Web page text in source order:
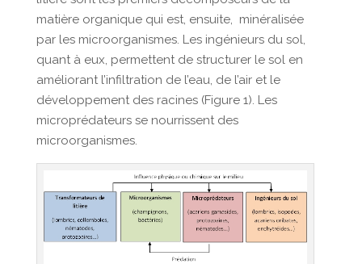
matière organique qui est, ensuite, minéralisée
par les microorganismes. Les ingénieurs du sol,
quant à eux, permettent de structurer le sol en
améliorant l’infiltration de l’eau, de l’air et le
développement des racines (Figure 1). Les
microprédateurs se nourrissent des
microorganismes.